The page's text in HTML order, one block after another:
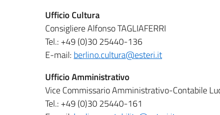
Ufficio Cultura
Consigliere Alfonso TAGLIAFERRI
Tel.: +49 (0)30 25440-136
E-mail: berlino.cultura@esteri.it
Ufficio Amministrativo
Vice Commissario Amministrativo-Contabile
Tel.: +49 (0)30 25440-161